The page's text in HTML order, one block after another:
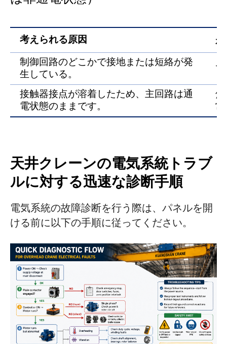
考えられる原因
制御回路のどこかで接地または短絡が発
生している。
接触器接点が溶着したため、主回路は通
電状態のままです。
天井クレーンの電気系統トラブ
ルに対する迅速な診断手順
電気系統の故障診断を行う際は、パネルを開
ける前に以下の手順に従ってください。